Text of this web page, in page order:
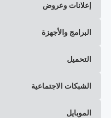
إعلانات وعروض
البرامج والأجهزة
التحميل
الشبكات الاجتماعية
الموبايل